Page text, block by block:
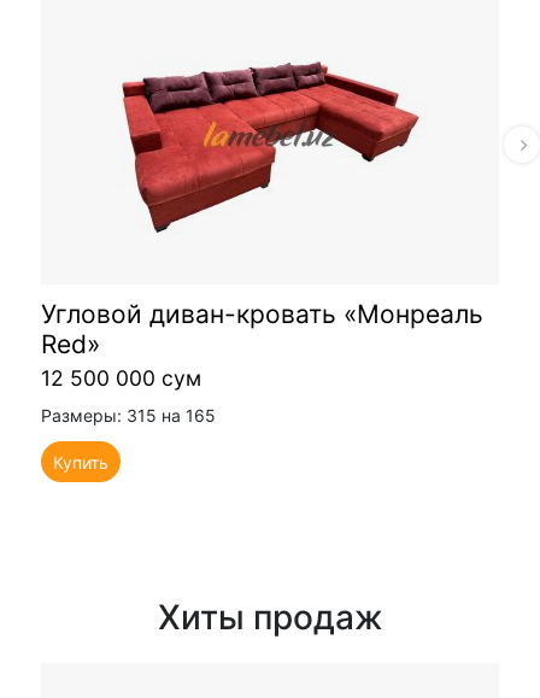
Угловой диван-кровать «Монреаль
Red»
12 500 000 сум
Размеры: 315 на 165
Купить
Хиты продаж